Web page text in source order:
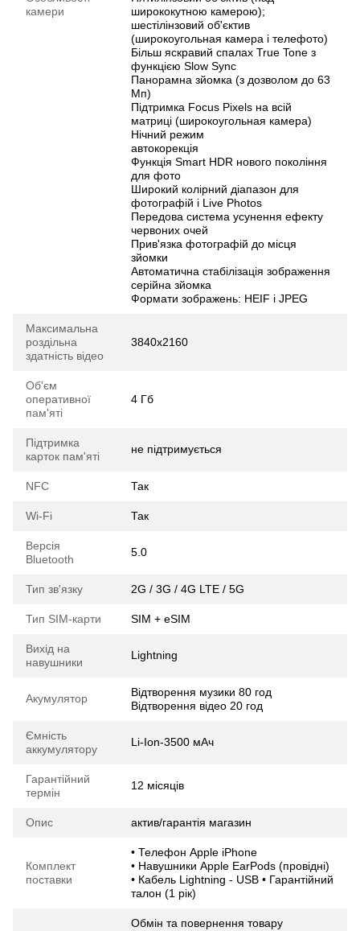
камери
ширококутною камерою);
шестілінзовий об'єктив
(широкоугольная камера і телефото)
Більш яскравий спалах True Tone з
функцією Slow Sync
Панорамна зйомка (з дозволом до 63
Мп)
Підтримка Focus Pixels на всій
матриці (широкоугольная камера)
Нічний режим
автокорекція
Функція Smart HDR нового покоління
для фото
Широкий колірний діапазон для
фотографій і Live Photos
Передова система усунення ефекту
червоних очей
Прив'язка фотографій до місця
зйомки
Автоматична стабілізація зображення
серійна зйомка
Формати зображень: HEIF і JPEG
Максимальна
роздільна
здатність відео
3840x2160
Об'єм
оперативної
пам'яті
4 Гб
Підтримка
карток пам'яті
не підтримується
NFC Так
Wi-Fi Так
Версія
Bluetooth
5.0
Тип зв'язку 2G / 3G / 4G LTE / 5G
Тип SIM-карти SIM + eSIM
Вихід на
навушники
Lightning
Акумулятор
Відтворення музики 80 год
Відтворення відео 20 год
Ємність
аккумулятору
Li-Ion-3500 мАч
Гарантійний
термін
12 місяців
Опис актив/гарантія магазин
Комплект
поставки
• Телефон Apple iPhone
• Навушники Apple EarPods (провідні)
• Кабель Lightning - USB • Гарантійний
талон (1 рік)
Обмін та повернення товару